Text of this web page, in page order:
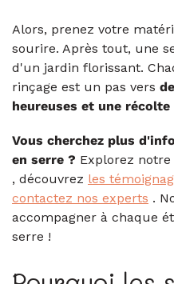
Alors, prenez votre
sourire. Après tout, une
d'un jardin florissant.
rinçage est un pas vers
heureuses et une récolte
Vous cherchez plus
en serre ? Explorez notre
, découvrez les
contactez nos experts .
accompagner à chaque
serre !